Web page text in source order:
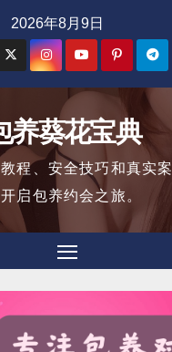
2026年8月9日
养葵花宝典
程、安全技巧和真实
启包养约会之旅。